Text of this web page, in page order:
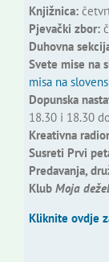
Knjižnica:
Pjevački zbor:
Duhovna
Svete mise na
misa na
Dopunska
18.30 i 18.30
Kreativna
Susreti Prvi
Predavanja,
Klub Moja
Kliknite ovdje